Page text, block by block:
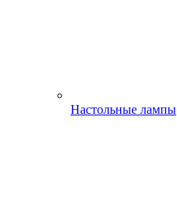
Настольные лампы